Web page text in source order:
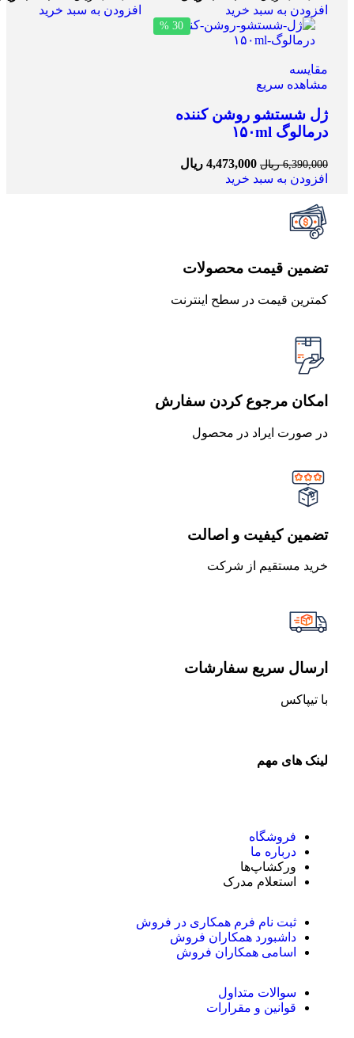
افزودن به سبد خرید
افزودن به سبد خرید
30 %
مقایسه
مشاهده سریع
ژل شستشو روشن کننده
درمالوگ ۱۵۰ml
6,390,000 ریال 4,473,000 ریال
افزودن به سبد خرید
تضمین قیمت محصولات
کمترین قیمت در سطح اینترنت
امکان مرجوع کردن سفارش
در صورت ایراد در محصول
تضمین کیفیت و اصالت
خرید مستقیم از شرکت
ارسال سریع سفارشات
با تیپاکس
لینک های مهم
فروشگاه
درباره ما
ورکشاپ‌ها
استعلام مدرک
ثبت نام فرم همکاری در فروش
داشبورد همکاران فروش
اسامی همکاران فروش
سوالات متداول
قوانین و مقرارات